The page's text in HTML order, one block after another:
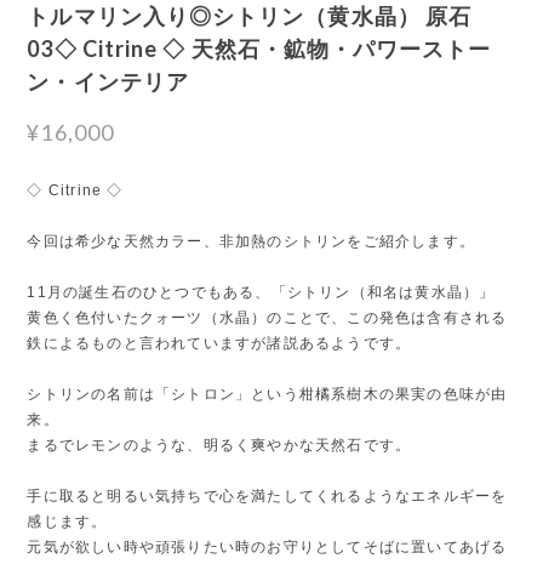
トルマリン入り◎シトリン（黄水晶） 原石
03◇ Citrine ◇ 天然石・鉱物・パワーストー
ン・インテリア
¥16,000
◇ Citrine ◇
今回は希少な天然カラー、非加熱のシトリンをご紹介します。
11月の誕生石のひとつでもある、「シトリン（和名は黄水晶）」
黄色く色付いたクォーツ（水晶）のことで、この発色は含有される
鉄によるものと言われていますが諸説あるようです。
シトリンの名前は「シトロン」という柑橘系樹木の果実の色味が由
来。
まるでレモンのような、明るく爽やかな天然石です。
手に取ると明るい気持ちで心を満たしてくれるようなエネルギーを
感じます。
元気が欲しい時や頑張りたい時のお守りとしてそばに置いてあげる